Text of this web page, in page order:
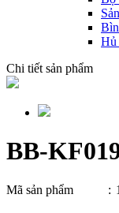
Hủ
Chi tiết sản phẩm
BB-
Mã sản phẩm :